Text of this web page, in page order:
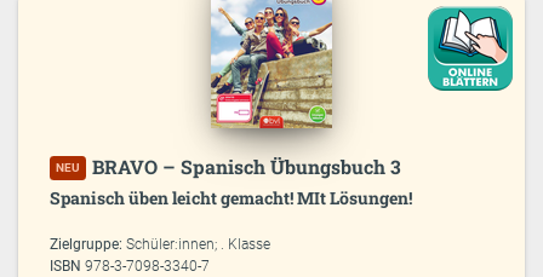
NEU BRAVO – Spanisch Übungsbuch 3
Spanisch üben leicht gemacht! MIt Lösungen!
Zielgruppe:Schüler:innen; . Klasse
ISBN978-3-7098-3340-7